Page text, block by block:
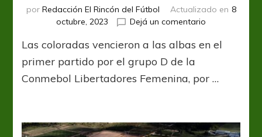
por Redacción El Rincón del Fútbol Actualizado en 8
octubre, 2023
Dejá un comentario
cayó
ante
Alegre
Las coloradas vencieron a las albas en el
primer partido por el grupo D de la
Conmebol Libertadores Femenina, por …